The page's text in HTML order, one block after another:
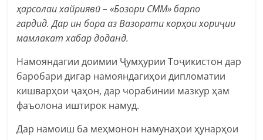
ҳарсолаи хайриявӣ – «Бозори СММ» барпо
гардид. Дар ин бора аз Вазорати корҳои хориҷии
мамлакат хабар доданд.
Намояндагии доимии Ҷумҳурии Тоҷикистон дар
баробари дигар намояндагиҳои дипломатии
кишварҳои ҷаҳон, дар чорабинии мазкур ҳам
фаъолона иштирок намуд.
Дар намоиш ба меҳмонон намунаҳои ҳунарҳои